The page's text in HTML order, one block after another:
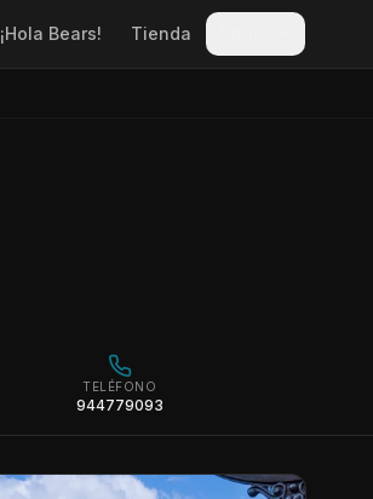
¡Hola Bears! Tienda
TELÉFONO
944779093